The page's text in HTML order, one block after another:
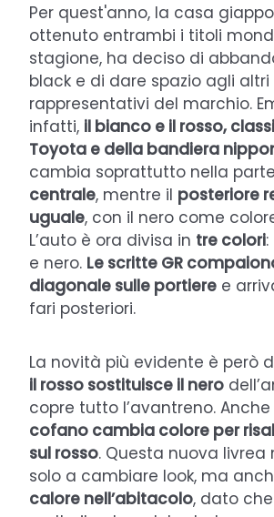
Per quest'anno, la casa
ottenuto entrambi i titoli
stagione, ha deciso di
black e di dare spazio agli altri
rappresentativi del marchio.
infatti, il bianco e il rosso,
Toyota e della bandiera
cambia soprattutto nella parte
centrale, mentre il posteriore
uguale, con il nero come
L’auto è ora divisa in tre colori
e nero. Le scritte GR
diagonale sulle portiere e
fari posteriori.
La novità più evidente è però
il rosso sostituisce il nero
copre tutto l’avantreno. Anche
cofano cambia colore per
sul rosso. Questa nuova livrea
solo a cambiare look, ma
calore nell’abitacolo, dato